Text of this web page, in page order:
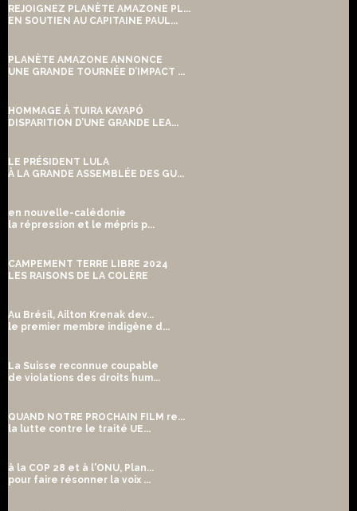
REJOIGNEZ PLANÈTE AMAZONE PL...
EN SOUTIEN AU CAPITAINE PAUL...
PLANÈTE AMAZONE ANNONCE
UNE GRANDE TOURNÉE D’IMPACT ...
HOMMAGE À TUIRA KAYAPÓ
DISPARITION D’UNE GRANDE LEA...
LE PRÉSIDENT LULA
À LA GRANDE ASSEMBLÉE DES GU...
en nouvelle-calédonie
la répression et le mépris p...
CAMPEMENT TERRE LIBRE 2024
LES RAISONS DE LA COLÈRE
Au Brésil, Ailton Krenak dev...
le premier membre indigène d...
La Suisse reconnue coupable
de violations des droits hum...
QUAND NOTRE PROCHAIN FILM re...
la lutte contre le traité UE...
à la COP 28 et à l'ONU, Plan...
pour faire résonner la voix ...